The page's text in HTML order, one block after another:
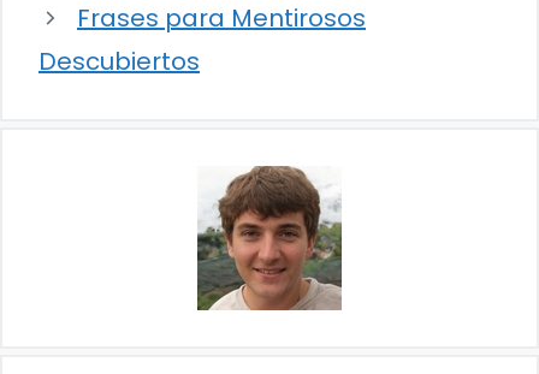
Frases para Mentirosos
Descubiertos